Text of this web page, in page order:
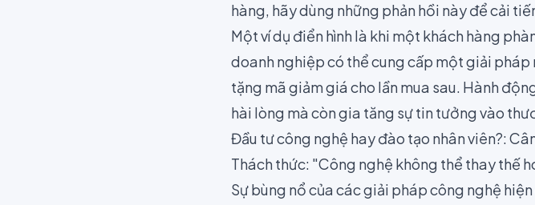
hàng, hãy dùng những phản hồi này để cải
Một ví dụ điển hình là khi một khách hàng
doanh nghiệp có thể cung cấp một giải pháp
tặng mã giảm giá cho lần mua sau. Hành
hài lòng mà còn gia tăng sự tin tưởng vào
Đầu tư công nghệ hay đào tạo nhân viên?:
Thách thức: "Công nghệ không thể thay thế
Sự bùng nổ của các giải pháp công nghệ